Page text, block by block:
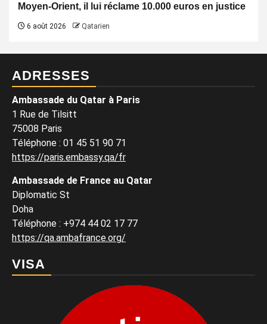
Moyen-Orient, il lui réclame 10.000 euros en justice
6 août 2026 Qatarien
ADRESSES
Ambassade du Qatar à Paris
1 Rue de Tilsitt
75008 Paris
Téléphone : 01 45 51 90 71
https://paris.embassy.qa/fr
Ambassade de France au Qatar
Diplomatic St
Doha
Téléphone : +974 44 02 17 77
https://qa.ambafrance.org/
VISA